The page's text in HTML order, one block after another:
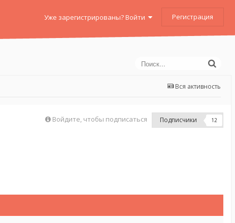
Уже зарегистрированы? Войти Регистрация
Вся активность
Войдите, чтобы подписаться Подписчики 12